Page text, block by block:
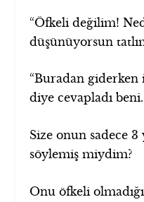
“Öfkeli değilim!
düşünüyorsun
“Buradan
diye cevapladı beni.
Size onun sadece
söylemiş miydim?
Onu öfkeli